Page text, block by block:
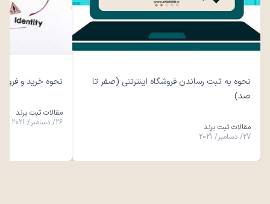
نحوه به ثبت رساندن فروشگاه اینترنتی (صفر تا
صد)
مقالات ثبت برند
27
/ دسامبر/
2021
نحوه خرید و
مقالات ثبت برند
26
/ دسامبر/
2021